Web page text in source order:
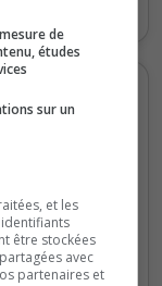
de
études
sur un
et les
être stockées
avec
partenaires et